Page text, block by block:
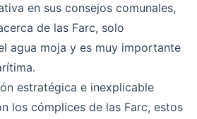
en sus consejos comunales,
de las Farc, solo
agua moja y es muy importante
estratégica e inexplicable
los cómplices de las Farc, estos